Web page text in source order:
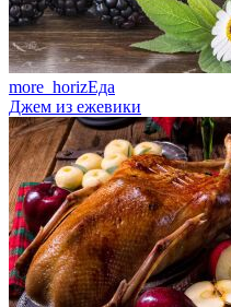
more_horizЕда
Джем из ежевики